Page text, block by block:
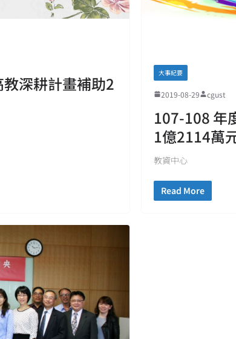
深耕計畫補助2
大事紀要
2019-08-29 cgust
107-108 年
1億2114萬
教資中心
Read More